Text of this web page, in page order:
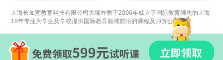
上海长加宽教育科技有限公司大嘴外教于2006年成立于国际教育领先的上海
18年专注为学生及学校提供国际教育领域前沿的课程及师资公司。